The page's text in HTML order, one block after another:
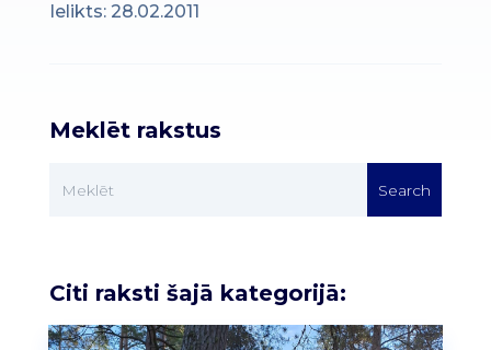
Ielikts: 28.02.2011
Meklēt rakstus
Citi raksti šajā kategorijā: